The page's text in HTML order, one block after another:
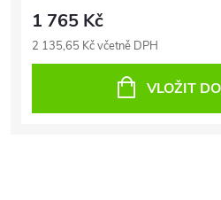
1 765 Kč
2 135,65 Kč včetně DPH
VLOŽIT